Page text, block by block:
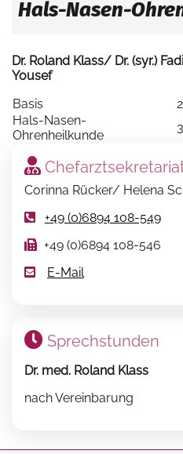
Hals-Nasen-
Dr. Roland Klass/ Dr. (syr.)
Yousef
Basis
Hals-Nasen-
Ohrenheilkunde
Corinna Rücker/ Helena
+49 (0)6894 108-549
+49 (0)6894 108-546
E-Mail
Sprechstunden
Dr. med. Roland Klass
nach Vereinbarung